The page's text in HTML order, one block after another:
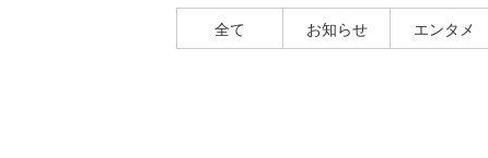
全て お知らせ エンタメ